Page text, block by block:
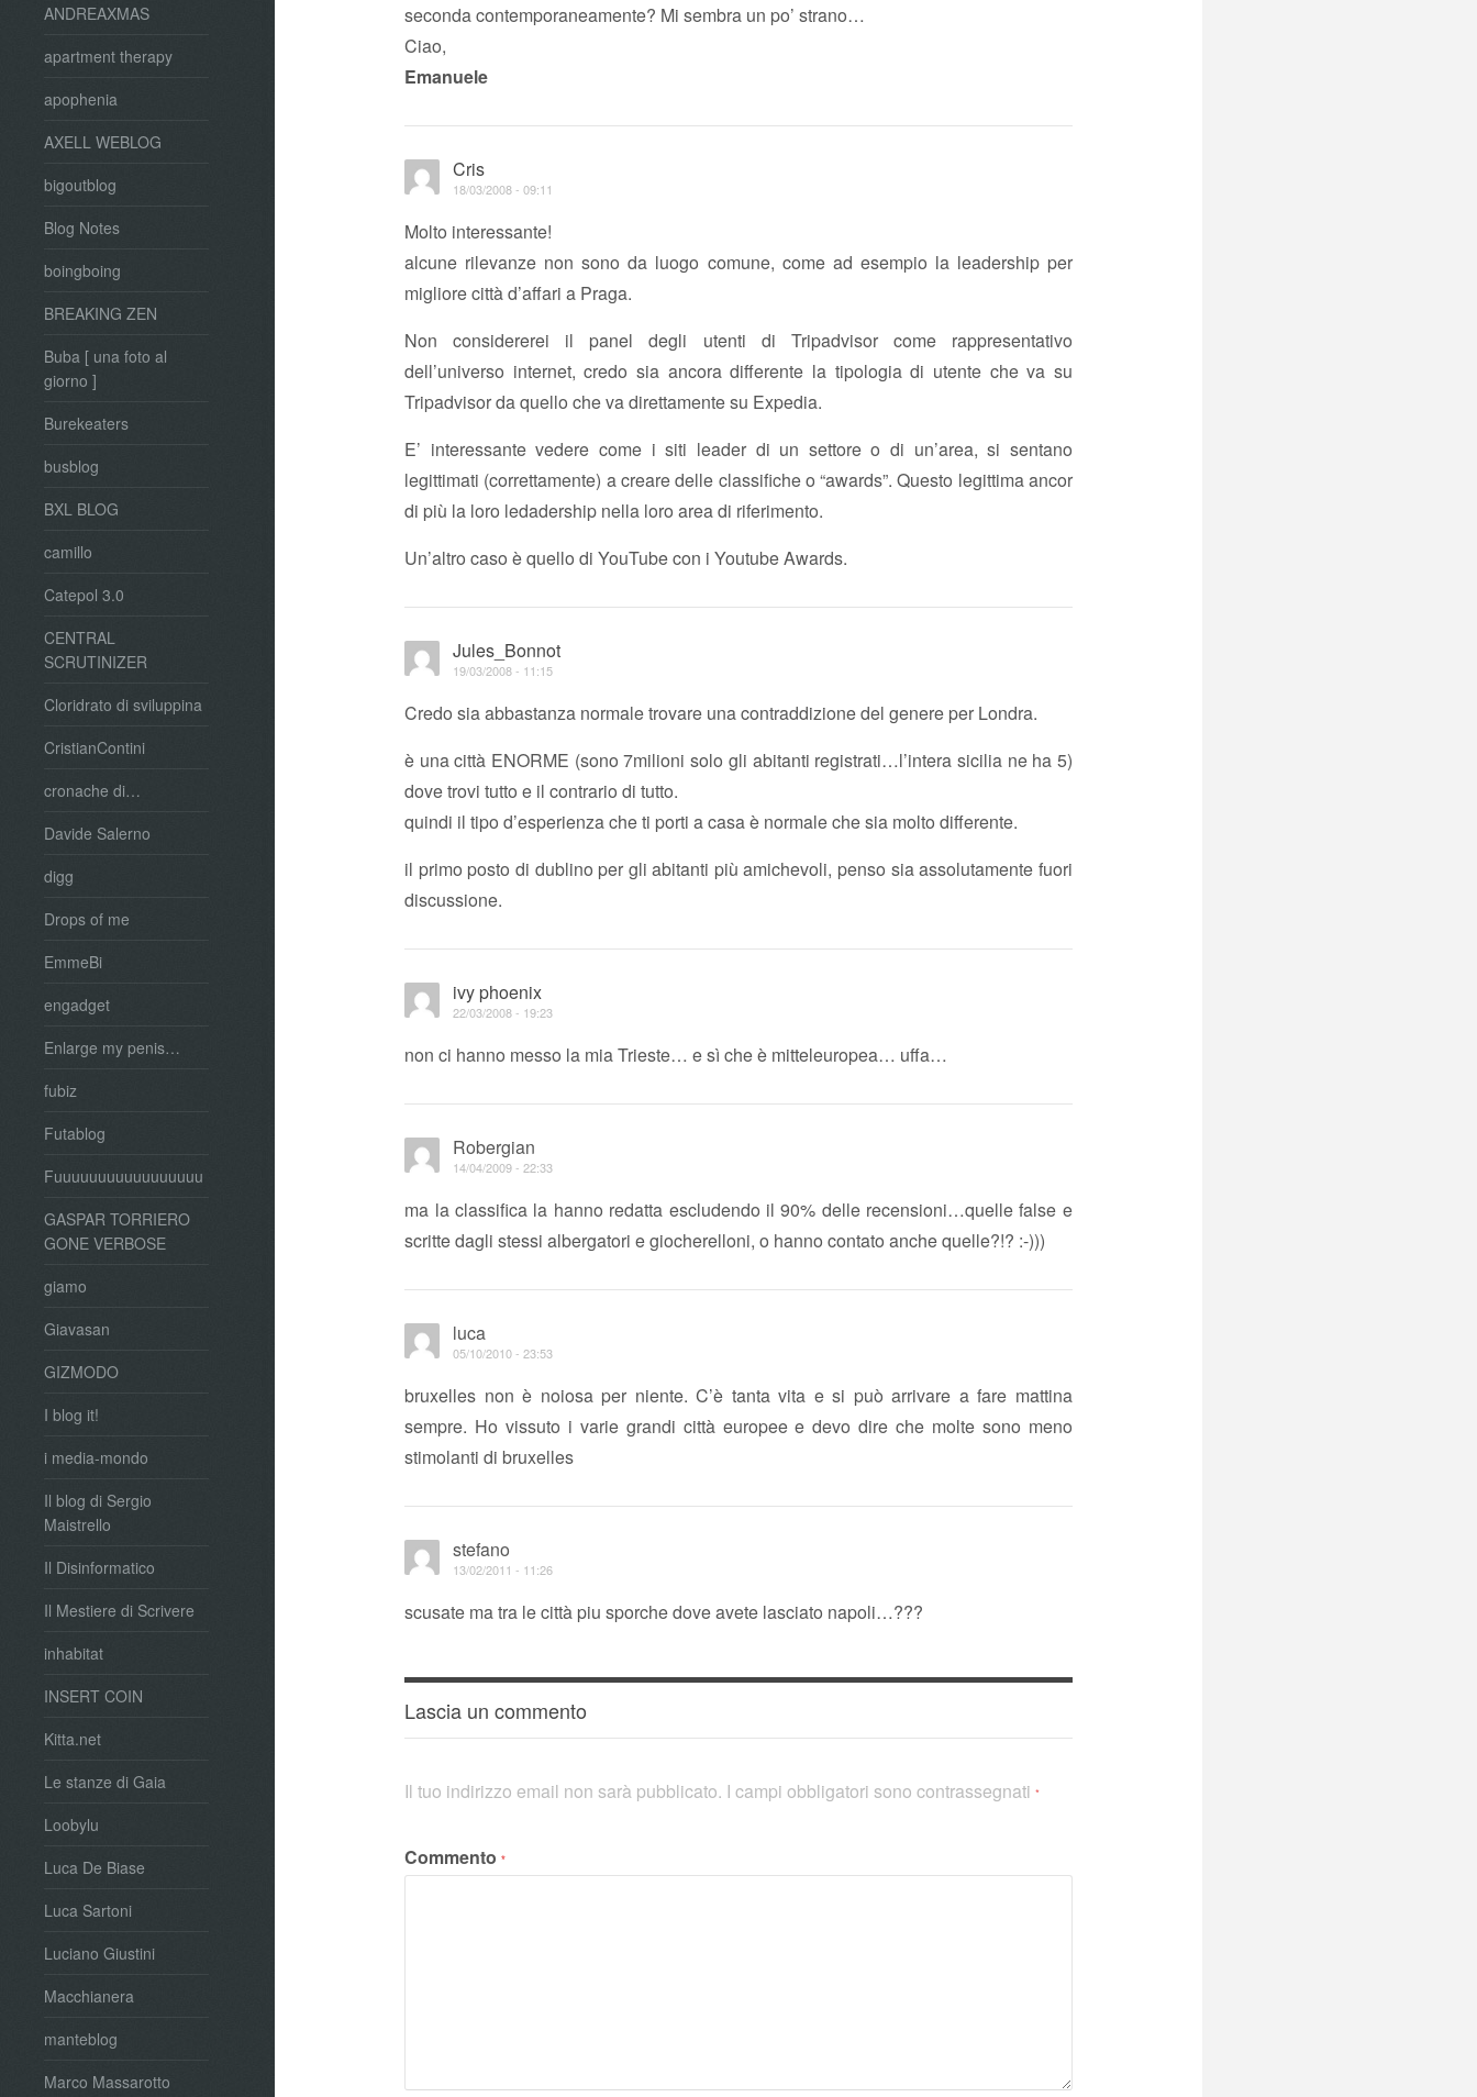
ANDREAXMAS
apartment therapy
apophenia
AXELL WEBLOG
bigoutblog
Blog Notes
boingboing
BREAKING ZEN
Buba [ una foto al
giorno ]
Burekeaters
busblog
BXL BLOG
camillo
Catepol 3.0
CENTRAL
SCRUTINIZER
Cloridrato di sviluppina
CristianContini
cronache di…
Davide Salerno
digg
Drops of me
EmmeBi
engadget
Enlarge my penis…
fubiz
Futablog
Fuuuuuuuuuuuuuuuuu
GASPAR TORRIERO
GONE VERBOSE
giamo
Giavasan
GIZMODO
I blog it!
i media-mondo
Il blog di Sergio
Maistrello
Il Disinformatico
Il Mestiere di Scrivere
inhabitat
INSERT COIN
Kitta.net
Le stanze di Gaia
Loobylu
Luca De Biase
Luca Sartoni
Luciano Giustini
Macchianera
manteblog
Marco Massarotto
seconda contemporaneamente? Mi sembra un po’ strano…
Ciao,
Emanuele
Cris
18/03/2008 - 09:11
Molto interessante!
alcune rilevanze non sono da luogo comune, come ad esempio la leadership per
migliore città d’affari a Praga.
Non considererei il panel degli utenti di Tripadvisor come rappresentativo
dell’universo internet, credo sia ancora differente la tipologia di utente che va su
Tripadvisor da quello che va direttamente su Expedia.
E’ interessante vedere come i siti leader di un settore o di un’area, si sentano
legittimati (correttamente) a creare delle classifiche o “awards”. Questo legittima ancor
di più la loro ledadership nella loro area di riferimento.
Un’altro caso è quello di YouTube con i Youtube Awards.
Jules_Bonnot
19/03/2008 - 11:15
Credo sia abbastanza normale trovare una contraddizione del genere per Londra.
è una città ENORME (sono 7milioni solo gli abitanti registrati…l’intera sicilia ne ha 5)
dove trovi tutto e il contrario di tutto.
quindi il tipo d’esperienza che ti porti a casa è normale che sia molto differente.
il primo posto di dublino per gli abitanti più amichevoli, penso sia assolutamente fuori
discussione.
ivy phoenix
22/03/2008 - 19:23
non ci hanno messo la mia Trieste… e sì che è mitteleuropea… uffa…
Robergian
14/04/2009 - 22:33
ma la classifica la hanno redatta escludendo il 90% delle recensioni…quelle false e
scritte dagli stessi albergatori e giocherelloni, o hanno contato anche quelle?!? :-)))
luca
05/10/2010 - 23:53
bruxelles non è noiosa per niente. C’è tanta vita e si può arrivare a fare mattina
sempre. Ho vissuto i varie grandi città europee e devo dire che molte sono meno
stimolanti di bruxelles
stefano
13/02/2011 - 11:26
scusate ma tra le città piu sporche dove avete lasciato napoli…???
Lascia un commento
Il tuo indirizzo email non sarà pubblicato. I campi obbligatori sono contrassegnati*
Commento*